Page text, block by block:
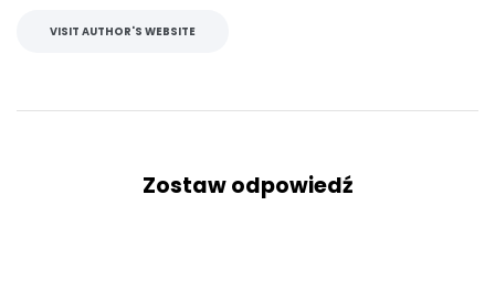
VISIT AUTHOR'S WEBSITE
Zostaw odpowiedź